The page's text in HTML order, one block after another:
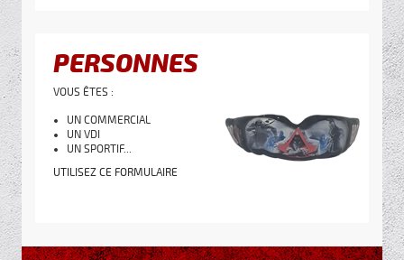
PERSONNES
VOUS ÊTES :
UN COMMERCIAL
UN VDI
UN SPORTIF...
UTILISEZ CE FORMULAIRE